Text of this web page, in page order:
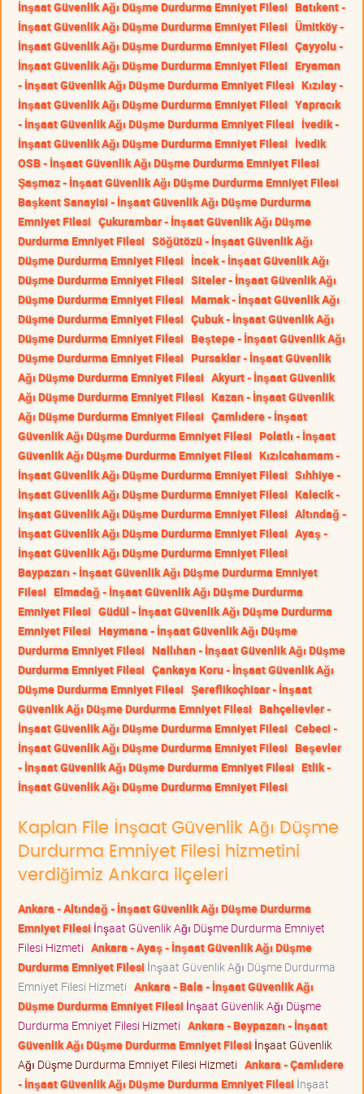
İnşaat Güvenlik Ağı Düşme Durdurma Emniyet Filesi Batıkent -
İnşaat Güvenlik Ağı Düşme Durdurma Emniyet Filesi Ümitköy -
İnşaat Güvenlik Ağı Düşme Durdurma Emniyet Filesi Çayyolu -
İnşaat Güvenlik Ağı Düşme Durdurma Emniyet Filesi Eryaman
- İnşaat Güvenlik Ağı Düşme Durdurma Emniyet Filesi Kızılay -
İnşaat Güvenlik Ağı Düşme Durdurma Emniyet Filesi Yapracık
- İnşaat Güvenlik Ağı Düşme Durdurma Emniyet Filesi İvedik -
İnşaat Güvenlik Ağı Düşme Durdurma Emniyet Filesi İvedik
OSB - İnşaat Güvenlik Ağı Düşme Durdurma Emniyet Filesi
Şaşmaz - İnşaat Güvenlik Ağı Düşme Durdurma Emniyet Filesi
Başkent Sanayisi - İnşaat Güvenlik Ağı Düşme Durdurma
Emniyet Filesi Çukurambar - İnşaat Güvenlik Ağı Düşme
Durdurma Emniyet Filesi Söğütözü - İnşaat Güvenlik Ağı
Düşme Durdurma Emniyet Filesi İncek - İnşaat Güvenlik Ağı
Düşme Durdurma Emniyet Filesi Siteler - İnşaat Güvenlik Ağı
Düşme Durdurma Emniyet Filesi Mamak - İnşaat Güvenlik Ağı
Düşme Durdurma Emniyet Filesi Çubuk - İnşaat Güvenlik Ağı
Düşme Durdurma Emniyet Filesi Beştepe - İnşaat Güvenlik Ağı
Düşme Durdurma Emniyet Filesi Pursaklar - İnşaat Güvenlik
Ağı Düşme Durdurma Emniyet Filesi Akyurt - İnşaat Güvenlik
Ağı Düşme Durdurma Emniyet Filesi Kazan - İnşaat Güvenlik
Ağı Düşme Durdurma Emniyet Filesi Çamlıdere - İnşaat
Güvenlik Ağı Düşme Durdurma Emniyet Filesi Polatlı - İnşaat
Güvenlik Ağı Düşme Durdurma Emniyet Filesi Kızılcahamam -
İnşaat Güvenlik Ağı Düşme Durdurma Emniyet Filesi Sıhhiye -
İnşaat Güvenlik Ağı Düşme Durdurma Emniyet Filesi Kalecik -
İnşaat Güvenlik Ağı Düşme Durdurma Emniyet Filesi Altındağ -
İnşaat Güvenlik Ağı Düşme Durdurma Emniyet Filesi Ayaş -
İnşaat Güvenlik Ağı Düşme Durdurma Emniyet Filesi
Baypazarı - İnşaat Güvenlik Ağı Düşme Durdurma Emniyet
Filesi Elmadağ - İnşaat Güvenlik Ağı Düşme Durdurma
Emniyet Filesi Güdül - İnşaat Güvenlik Ağı Düşme Durdurma
Emniyet Filesi Haymana - İnşaat Güvenlik Ağı Düşme
Durdurma Emniyet Filesi Nallıhan - İnşaat Güvenlik Ağı Düşme
Durdurma Emniyet Filesi Çankaya Koru - İnşaat Güvenlik Ağı
Düşme Durdurma Emniyet Filesi Şereflikoçhisar - İnşaat
Güvenlik Ağı Düşme Durdurma Emniyet Filesi Bahçelievler -
İnşaat Güvenlik Ağı Düşme Durdurma Emniyet Filesi Cebeci -
İnşaat Güvenlik Ağı Düşme Durdurma Emniyet Filesi Beşevler
- İnşaat Güvenlik Ağı Düşme Durdurma Emniyet Filesi Etlik -
İnşaat Güvenlik Ağı Düşme Durdurma Emniyet Filesi
Kaplan File İnşaat Güvenlik Ağı Düşme
Durdurma Emniyet Filesi hizmetini
verdiğimiz Ankara ilçeleri
Ankara - Altındağ - İnşaat Güvenlik Ağı Düşme Durdurma
Emniyet Filesi İnşaat Güvenlik Ağı Düşme Durdurma Emniyet
Filesi Hizmeti Ankara - Ayaş - İnşaat Güvenlik Ağı Düşme
Durdurma Emniyet Filesi İnşaat Güvenlik Ağı Düşme Durdurma
Emniyet Filesi Hizmeti Ankara - Bala - İnşaat Güvenlik Ağı
Düşme Durdurma Emniyet Filesi İnşaat Güvenlik Ağı Düşme
Durdurma Emniyet Filesi Hizmeti Ankara - Beypazarı - İnşaat
Güvenlik Ağı Düşme Durdurma Emniyet Filesi İnşaat Güvenlik
Ağı Düşme Durdurma Emniyet Filesi Hizmeti Ankara - Çamlıdere
- İnşaat Güvenlik Ağı Düşme Durdurma Emniyet Filesi İnşaat